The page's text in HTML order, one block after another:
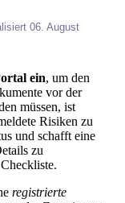
06. August
ein, um den
vor der
müssen, ist
Risiken zu
und schafft eine
zu
registrierte